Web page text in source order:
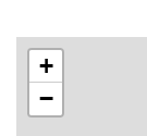
+
−